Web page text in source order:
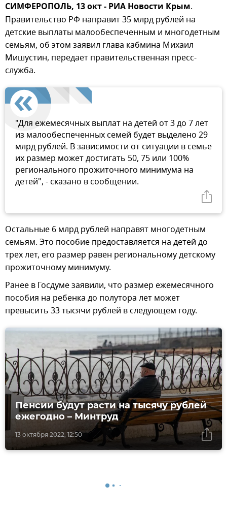
СИМФЕРОПОЛЬ, 13 окт - РИА Новости Крым.
Правительство РФ направит 35 млрд рублей на
детские выплаты малообеспеченным и многодетным
семьям, об этом заявил глава кабмина Михаил
Мишустин, передает правительственная пресс-
служба.
"Для ежемесячных выплат на детей от 3 до 7 лет
из малообеспеченных семей будет выделено 29
млрд рублей. В зависимости от ситуации в семье
их размер может достигать 50, 75 или 100%
регионального прожиточного минимума на
детей", - сказано в сообщении.
Остальные 6 млрд рублей направят многодетным
семьям. Это пособие предоставляется на детей до
трех лет, его размер равен региональному детскому
прожиточному минимуму.
Ранее в Госдуме заявили, что размер ежемесячного
пособия на ребенка до полутора лет может
превысить 33 тысячи рублей в следующем году.
13 октября 2022, 12:50
Пенсии будут расти на тысячу рублей
ежегодно – Минтруд